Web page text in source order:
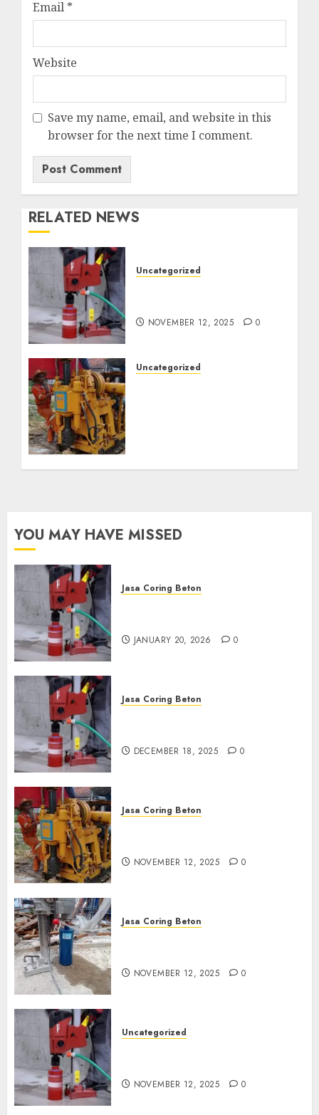
Email *
Website
Save my name, email, and website in this
browser for the next time I comment.
RELATED NEWS
Uncategorized
NOVEMBER 12, 2025 0
Uncategorized
YOU MAY HAVE MISSED
Jasa Coring Beton
JANUARY 20, 2026 0
Jasa Coring Beton
DECEMBER 18, 2025 0
Jasa Coring Beton
NOVEMBER 12, 2025 0
Jasa Coring Beton
NOVEMBER 12, 2025 0
Uncategorized
NOVEMBER 12, 2025 0